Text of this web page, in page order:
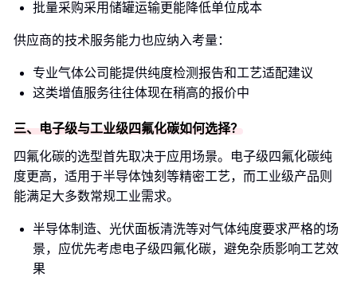
批量采购采用储罐运输更能降低单位成本
供应商的技术服务能力也应纳入考量：
专业气体公司能提供纯度检测报告和工艺适配建议
这类增值服务往往体现在稍高的报价中
三、电子级与工业级四氟化碳如何选择？
四氟化碳的选型首先取决于应用场景。电子级四氟化碳纯
度更高，适用于半导体蚀刻等精密工艺，而工业级产品则
能满足大多数常规工业需求。
半导体制造、光伏面板清洗等对气体纯度要求严格的场
景，应优先考虑电子级四氟化碳，避免杂质影响工艺效
果